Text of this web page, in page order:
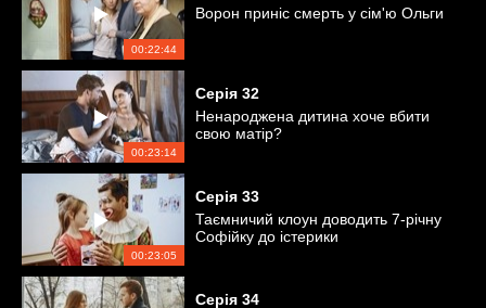
00:22:44
Ворон приніс смерть у сім'ю Ольги
00:23:14
Серія 32
Ненароджена дитина хоче вбити
свою матір?
00:23:05
Серія 33
Таємничий клоун доводить 7-річну
Софійку до істерики
Серія 34